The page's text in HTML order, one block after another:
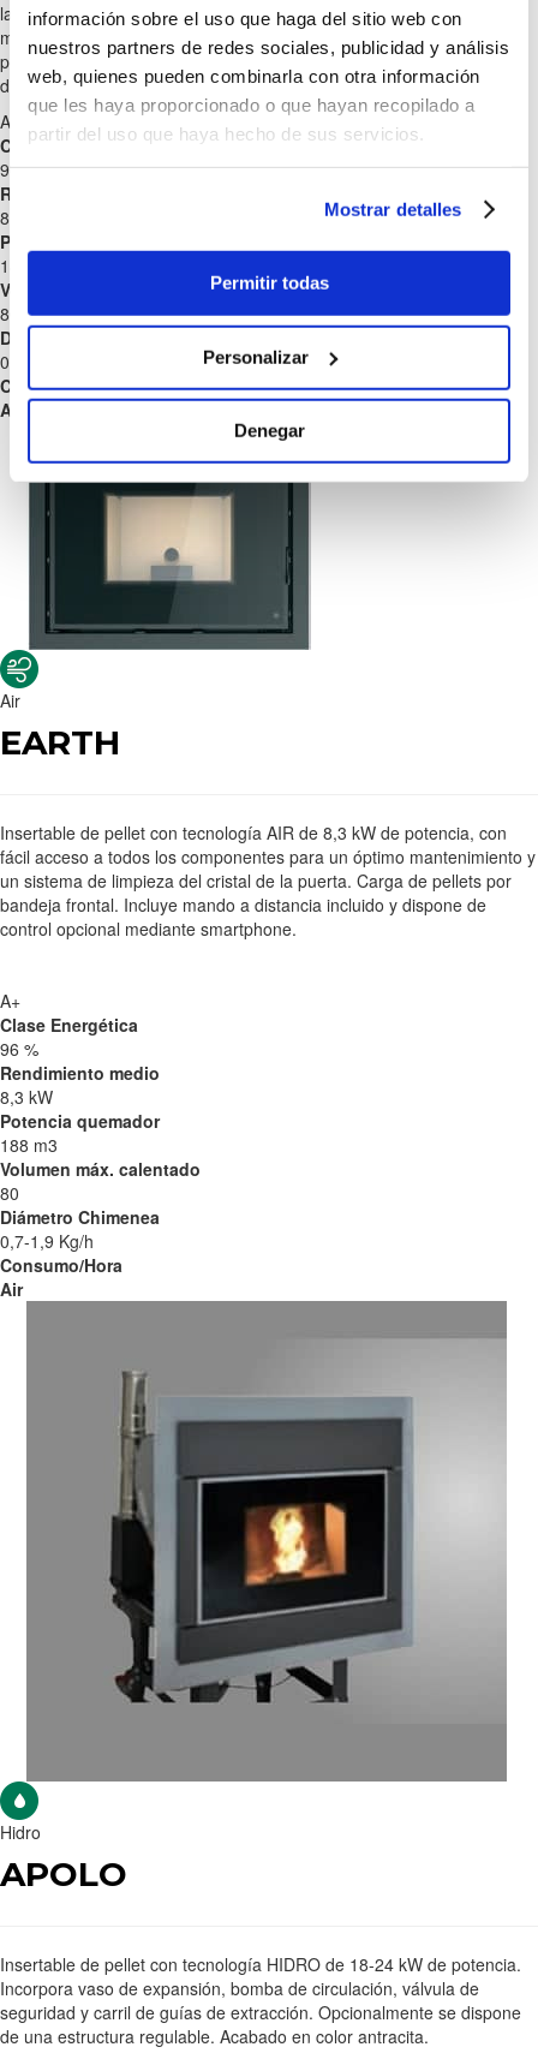
información sobre el uso que haga del sitio web con
nuestros partners de redes sociales, publicidad y análisis
web, quienes pueden combinarla con otra información
que les haya proporcionado o que hayan recopilado a
partir del uso que haya hecho de sus servicios.
Mostrar detalles
Permitir todas
Personalizar
Denegar
la chimenea clásica. Fácil acceso a todos los componentes para
mantenimiento y limpieza y sistema de limpieza del cristal de la
puerta. Pantalla programable y ventilador ajustable. Incluye mando a
distancia. Control mediante smartphone opcional.
A+
Clase Energética
90,1 %
Rendimiento medio
8,3 kW
Potencia quemador
188 m3
Volumen máx. calentado
80
Diámetro Chimenea
0,7-1,9 Kg/h
Consumo/Hora
Air
Air
EARTH
Insertable de pellet con tecnología AIR de 8,3 kW de potencia, con
fácil acceso a todos los componentes para un óptimo mantenimiento y
un sistema de limpieza del cristal de la puerta. Carga de pellets por
bandeja frontal. Incluye mando a distancia incluido y dispone de
control opcional mediante smartphone.
A+
Clase Energética
96 %
Rendimiento medio
8,3 kW
Potencia quemador
188 m3
Volumen máx. calentado
80
Diámetro Chimenea
0,7-1,9 Kg/h
Consumo/Hora
Air
Hidro
APOLO
Insertable de pellet con tecnología HIDRO de 18-24 kW de potencia.
Incorpora vaso de expansión, bomba de circulación, válvula de
seguridad y carril de guías de extracción. Opcionalmente se dispone
de una estructura regulable. Acabado en color antracita.